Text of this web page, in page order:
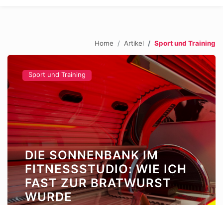
Home Artikel Sport und Training
Sport und Training
DIE SONNENBANK IM
FITNESSSTUDIO: WIE ICH
FAST ZUR BRATWURST
WURDE